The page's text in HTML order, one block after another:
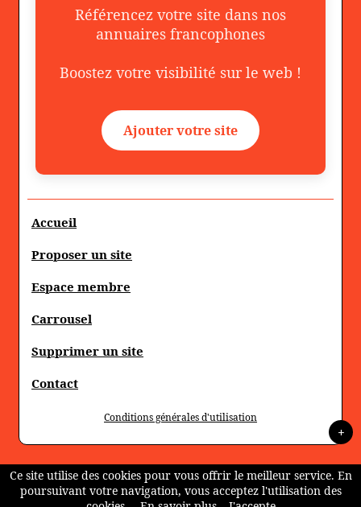
Référencez votre site dans nos
annuaires francophones
Boostez votre visibilité sur le web !
Ajouter votre site
Accueil
Proposer un site
Espace membre
Carrousel
Supprimer un site
Contact
Conditions générales d'utilisation
+
Ce site utilise des cookies pour vous offrir le meilleur service. En
poursuivant votre navigation, vous acceptez l'utilisation des